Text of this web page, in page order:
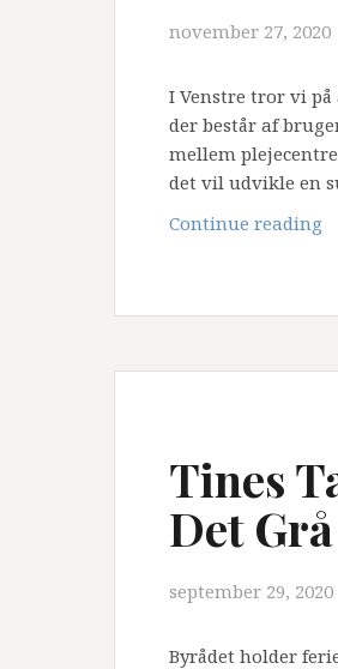
november 27, 2020
I Venstre tror vi på
der består af
mellem
det vil udvikle en
Continue reading
Tines
Det
september 29, 2020
Byrådet holder